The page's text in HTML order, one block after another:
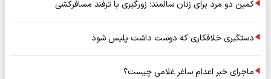
کمین دو مرد برای زنان سالمند؛ زورگیری با ترفند مسافرکشی
دستگیری خلافکاری که دوست داشت پلیس شود
ماجرای خبر اعدام ساغر غلامی چیست؟